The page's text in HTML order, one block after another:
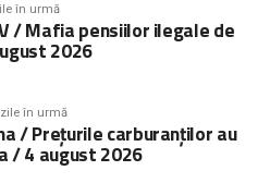
în urmă
/ Mafia pensiilor ilegale de
2026
în urmă
/ Prețurile carburanților au
/ 4 august 2026